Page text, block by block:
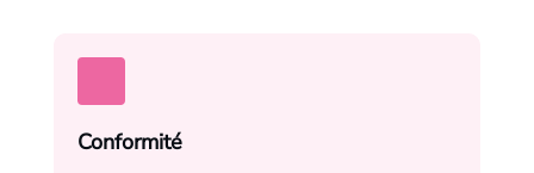
Conformité